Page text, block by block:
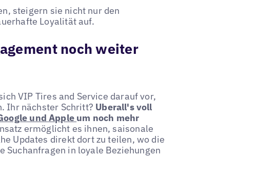
steigern sie nicht nur den
Loyalität auf.
noch weiter
VIP Tires and Service darauf vor,
Ihr nächster Schritt? Uberall's voll
und Apple um noch mehr
ermöglicht es ihnen, saisonale
Updates direkt dort zu teilen, wo die
Suchanfragen in loyale Beziehungen